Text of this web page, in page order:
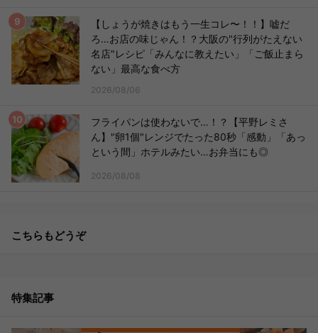
【しょうが焼きはもう一生コレ〜！！】嘘だ
ろ…お店の味じゃん！？大阪の"行列がたえない
名店"レシピ「みんなに教えたい」「ご飯止まら
ない」最高な食べ方
2026/08/06
フライパンは使わないで…！？【平野レミさ
ん】"卵1個"レンジでたった80秒「感動」「あっ
という間」ホテルみたい…お弁当にも◎
2026/08/08
こちらもどうぞ
特集記事